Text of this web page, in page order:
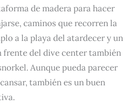
de madera para hacer
caminos que recorren la
a la playa del atardecer y un
frente del dive center también
Aunque pueda parecer
también es un buen